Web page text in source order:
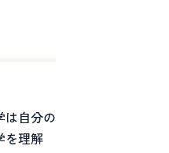
は自分の
を理解